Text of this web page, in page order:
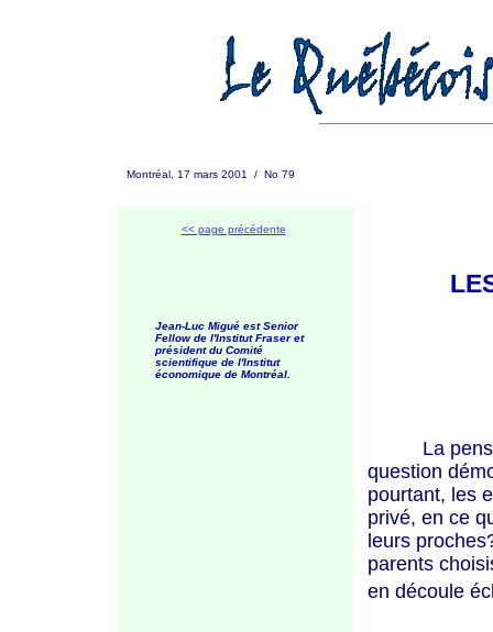
Montréal, 17 mars 2001 / No 79
<< page précédente
Jean-Luc Migué est Senior
Fellow de l'Institut Fraser et
président du Comité
scientifique de l'Institut
économique de Montréal.
La pensée
question
pourtant, les
privé, en ce
leurs
parents
en découle